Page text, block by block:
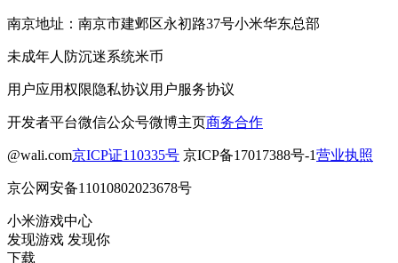
南京地址：南京市建邺区永初路37号小米华东总部
未成年人防沉迷系统米币
用户应用权限隐私协议用户服务协议
开发者平台微信公众号微博主页商务合作
@wali.com京ICP证110335号 京ICP备17017388号-1营业执照
京公网安备11010802023678号
小米游戏中心
发现游戏 发现你
下载